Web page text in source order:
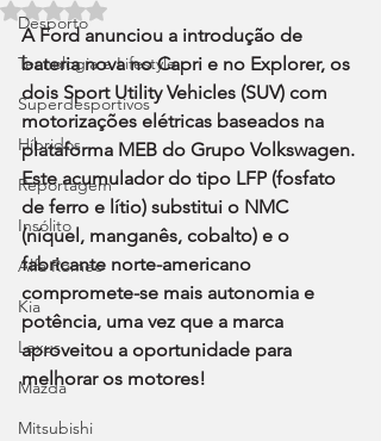
Desporto
Tecnologia e Lifestyle
Superdesportivos
Híbridos
Reportagem
Insólito
Alfa Romeo
Kia
Lexus
Mazda
Mitsubishi
Avaliado com NaN de 5 estrelas.
A Ford anunciou a introdução de
bateria nova no Capri e no Explorer, os
dois Sport Utility Vehicles (SUV) com
motorizações elétricas baseados na
plataforma MEB do Grupo Volkswagen.
Este acumulador do tipo LFP (fosfato
de ferro e lítio) substitui o NMC
(níquel, manganês, cobalto) e o
fabricante norte-americano
compromete-se mais autonomia e
potência, uma vez que a marca
aproveitou a oportunidade para
melhorar os motores!